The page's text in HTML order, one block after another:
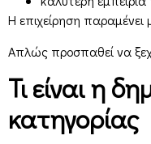
Η επιχείρηση παραμένει
Απλώς προσπαθεί να
Τι είναι η
κατηγορίας